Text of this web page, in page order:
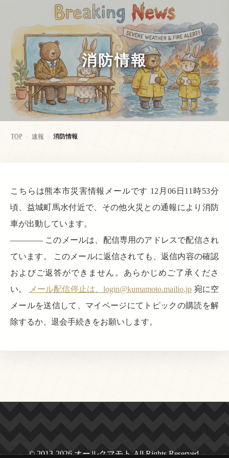
消防情報
TOP > 速報 > 消防情報
こちらは熊本市災害情報メールです 12月06日11時53分
頃、益城町馬水付近で、その他火災との通報により消防
車が出動しています。
———— このメールは、配信専用のアドレスで配信され
ています。 このメールに返信されても、返信内容の確認
およびご返答ができません。あらかじめご了承くださ
い。
メール配信停止は、login@kumamoto.mailio.jp 宛に空
メールを送信して、マイページにてトピックの購読を解
除するか、退会手続きをお願いします。
© 2013-2026 オールクマモト All Rights Reserved.